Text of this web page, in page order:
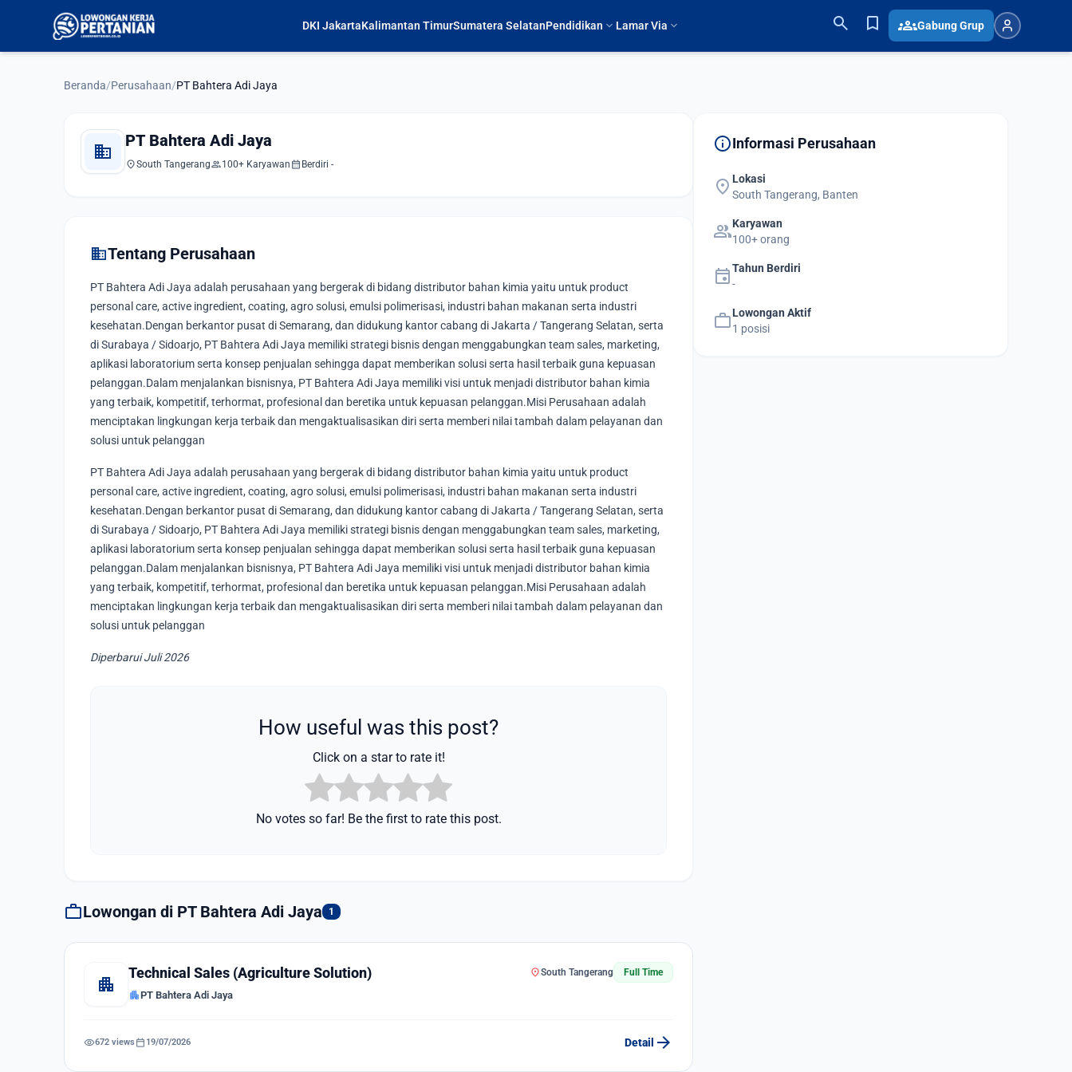
DKI JakartaKalimantan TimurSumatera SelatanPendidikan expand_more Lamar Via expand_more search bookmark groupsGabung Grup
Beranda/Perusahaan/PT Bahtera Adi Jaya
domain PT Bahtera Adi Jaya
location_onSouth Tangeranggroup100+ Karyawan calendar_month Berdiri -
domainTentang Perusahaan
PT Bahtera Adi Jaya adalah perusahaan yang bergerak di bidang distributor bahan kimia yaitu untuk product
personal care, active ingredient, coating, agro solusi, emulsi polimerisasi, industri bahan makanan serta industri
kesehatan.Dengan berkantor pusat di Semarang, dan didukung kantor cabang di Jakarta / Tangerang Selatan, serta
di Surabaya / Sidoarjo, PT Bahtera Adi Jaya memiliki strategi bisnis dengan menggabungkan team sales, marketing,
aplikasi laboratorium serta konsep penjualan sehingga dapat memberikan solusi serta hasil terbaik guna kepuasan
pelanggan.Dalam menjalankan bisnisnya, PT Bahtera Adi Jaya memiliki visi untuk menjadi distributor bahan kimia
yang terbaik, kompetitif, terhormat, profesional dan beretika untuk kepuasan pelanggan.Misi Perusahaan adalah
menciptakan lingkungan kerja terbaik dan mengaktualisasikan diri serta memberi nilai tambah dalam pelayanan dan
solusi untuk pelanggan
PT Bahtera Adi Jaya adalah perusahaan yang bergerak di bidang distributor bahan kimia yaitu untuk product
personal care, active ingredient, coating, agro solusi, emulsi polimerisasi, industri bahan makanan serta industri
kesehatan.Dengan berkantor pusat di Semarang, dan didukung kantor cabang di Jakarta / Tangerang Selatan, serta
di Surabaya / Sidoarjo, PT Bahtera Adi Jaya memiliki strategi bisnis dengan menggabungkan team sales, marketing,
aplikasi laboratorium serta konsep penjualan sehingga dapat memberikan solusi serta hasil terbaik guna kepuasan
pelanggan.Dalam menjalankan bisnisnya, PT Bahtera Adi Jaya memiliki visi untuk menjadi distributor bahan kimia
yang terbaik, kompetitif, terhormat, profesional dan beretika untuk kepuasan pelanggan.Misi Perusahaan adalah
menciptakan lingkungan kerja terbaik dan mengaktualisasikan diri serta memberi nilai tambah dalam pelayanan dan
solusi untuk pelanggan
Diperbarui Juli 2026
How useful was this post?
Click on a star to rate it!
No votes so far! Be the first to rate this post.
workLowongan di PT Bahtera Adi Jaya 1
apartment
Technical Sales (Agriculture Solution)
apartmentPT Bahtera Adi Jaya
location_onSouth Tangerang Full Time
visibility672 views calendar_today 19/07/2026 Detail arrow_forward
infoInformasi Perusahaan
location_on Lokasi
South Tangerang, Banten
groupKaryawan
100+ orang
event Tahun Berdiri
-
workLowongan Aktif
1 posisi